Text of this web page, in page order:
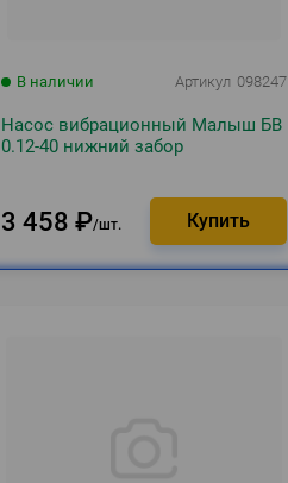
В наличии Артикул 098247
Насос вибрационный Малыш БВ
0.12-40 нижний забор
3 458 ₽ шт.